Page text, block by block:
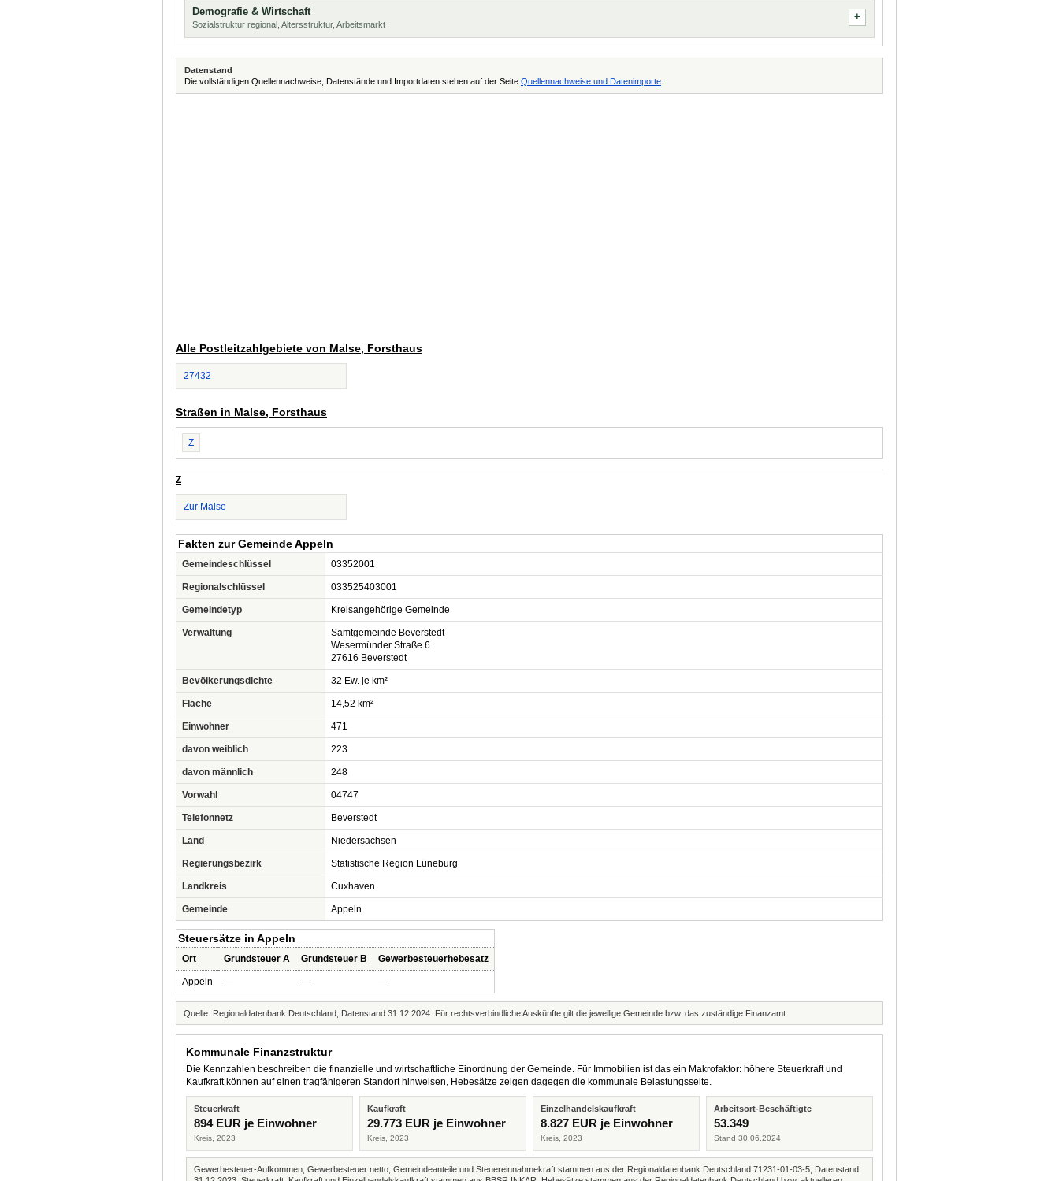
Demografie & Wirtschaft
Sozialstruktur regional, Altersstruktur, Arbeitsmarkt
Datenstand
Die vollständigen Quellennachweise, Datenstände und Importdaten stehen auf der Seite Quellennachweise und Datenimporte
Alle Postleitzahlgebiete von Malse, Forsthaus
27432
Straßen in Malse, Forsthaus
Z
Z
Zur Malse
Fakten zur Gemeinde Appeln
Gemeindeschlüssel 03352001
Regionalschlüssel 033525403001
Gemeindetyp Kreisangehörige Gemeinde
Verwaltung
Samtgemeinde Beverstedt
Wesermünder Straße 6
27616 Beverstedt
Bevölkerungsdichte 32 Ew. je km²
Fläche 14,52 km²
Einwohner 471
davon weiblich 223
davon männlich 248
Vorwahl 04747
Telefonnetz Beverstedt
Land Niedersachsen
Regierungsbezirk Statistische Region Lüneburg
Landkreis Cuxhaven
Gemeinde Appeln
Steuersätze in Appeln
Ort Grundsteuer A Grundsteuer B Gewerbesteuerhebesatz
Appeln — — —
Quelle: Regionaldatenbank Deutschland, Datenstand 31.12.2024. Für rechtsverbindliche Auskünfte gilt die jeweilige Gemeinde bzw. das zuständige Finanzamt.
Kommunale Finanzstruktur
Die Kennzahlen beschreiben die finanzielle und wirtschaftliche Einordnung der Gemeinde. Für Immobilien ist das ein Makrofaktor: höhere Steuerkraft und
Kaufkraft können auf einen tragfähigeren Standort hinweisen, Hebesätze zeigen dagegen die kommunale Belastungsseite.
Steuerkraft
894 EUR je Einwohner
Kreis, 2023
Kaufkraft
29.773 EUR je Einwohner
Kreis, 2023
Einzelhandelskaufkraft
8.827 EUR je Einwohner
Kreis, 2023
Arbeitsort-Beschäftigte
53.349
Stand 30.06.2024
Gewerbesteuer-Aufkommen, Gewerbesteuer netto, Gemeindeanteile und Steuereinnahmekraft stammen aus der Regionaldatenbank Deutschland 71231-01-03-5, Datenstand